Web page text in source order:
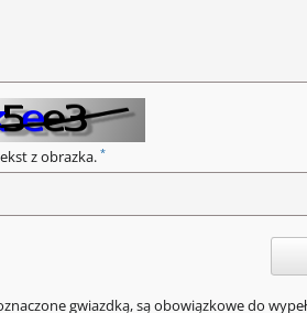
z obrazka. *
gwiazdką, są obowiązkowe do